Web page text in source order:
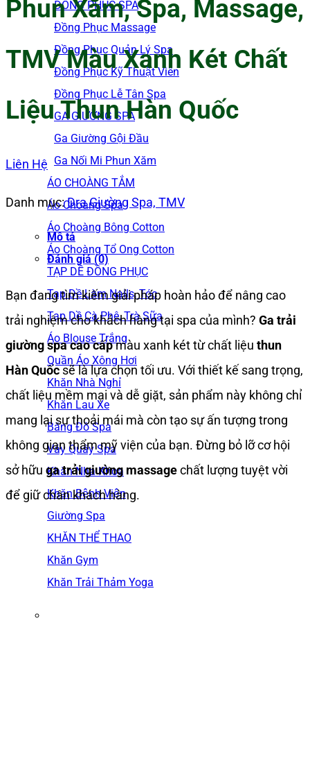
ĐỒNG PHỤC SPA
Đồng Phục Massage
Đồng Phục Quản Lý Spa
Đồng Phục Kỹ Thuật Viên
Đồng Phục Lễ Tân Spa
GA GIƯỜNG SPA
Ga Giường Gội Đầu
Ga Nối Mi Phun Xăm
ÁO CHOÀNG TẮM
Áo Choàng Spa
Áo Choàng Bông Cotton
Áo Choàng Tổ Ong Cotton
TẠP DỀ ĐỒNG PHỤC
Tạp Dề Làm Nails, Tóc
Tạp Dề Cà Phê, Trà Sữa
Áo Blouse Trắng
Quần Áo Xông Hơi
Khăn Nhà Nghỉ
Khăn Lau Xe
Băng Đô Spa
Váy Quây Spa
Khăn Nha Khoa
Khăn Bệnh Viện
Giường Spa
KHĂN THỂ THAO
Khăn Gym
Khăn Trải Thảm Yoga
Phun Xăm, Spa, Massage,
TMV Màu Xanh Két Chất
Liệu Thun Hàn Quốc
Liên Hệ
Danh mục:Dra Giường Spa, TMV
Mô tả
Đánh giá (0)
Bạn đang tìm kiếm giải pháp hoàn hảo để nâng cao
trải nghiệm cho khách hàng tại spa của mình? Ga trải
giường spa cao cấpmàu xanh két từ chất liệu thun
Hàn Quốcsẽ là lựa chọn tối ưu. Với thiết kế sang trọng,
chất liệu mềm mại và dễ giặt, sản phẩm này không chỉ
mang lại sự thoải mái mà còn tạo sự ấn tượng trong
không gian thẩm mỹ viện của bạn. Đừng bỏ lỡ cơ hội
sở hữu ga trải giường massagechất lượng tuyệt vời
để giữ chân khách hàng.